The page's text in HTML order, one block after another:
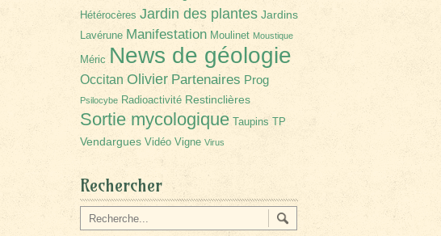
Hétérocères Jardin des plantes Jardins
Lavérune Manifestation Moulinet Moustique
Méric News de géologie
Occitan Olivier Partenaires Prog
Psilocybe Radioactivité Restinclières
Sortie mycologique Taupins TP
Vendargues Vidéo Vigne Virus
Rechercher